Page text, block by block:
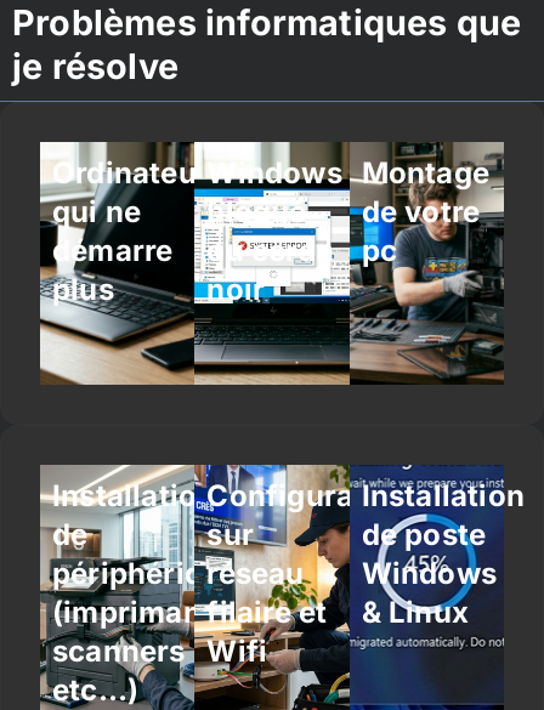
Problèmes informatiques que
je résolve
Ordinateur
qui ne
démarre
plus
Windows
bloqué
ou écran
noir
Montage
de votre
pc
Installation
de
périphériques
(imprimantes,
scanners
etc…)
Configuration
sur
réseau
filaire et
Wifi
Installation
de poste
Windows
& Linux